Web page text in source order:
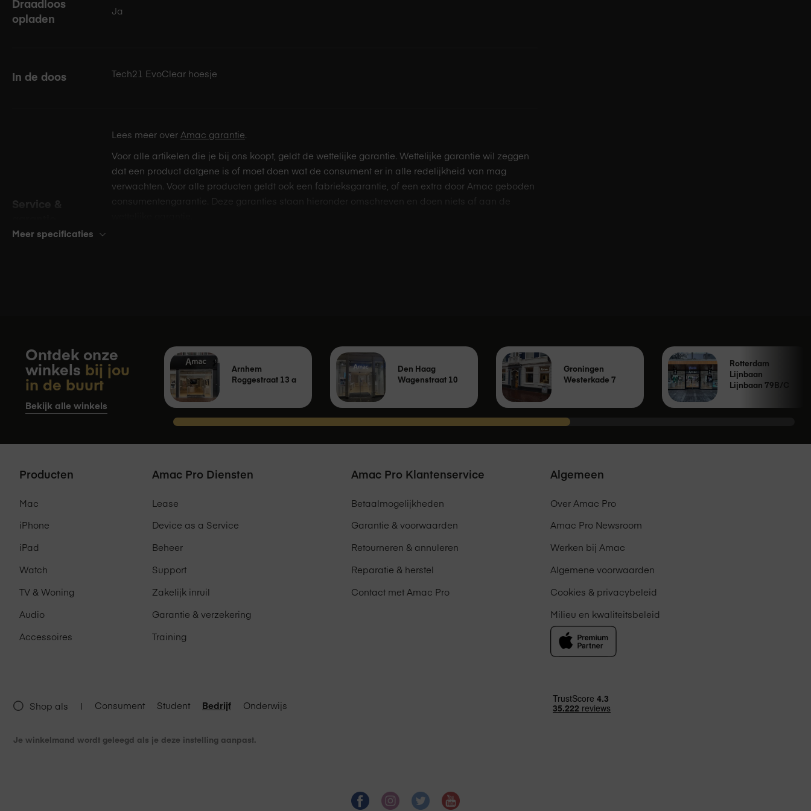
Draadloos
opladen
Ja
In de doos Tech21 EvoClear hoesje
Service &
Lees meer overAmac garantie.
Voor alle artikelen die je bij ons koopt, geldt de wettelijke garantie. Wettelijke garantie wil zeggen
dat een product datgene is of moet doen wat de consument er in alle redelijkheid van mag
verwachten. Voor alle producten geldt ook een fabrieksgarantie, of een extra door Amac geboden
consumentengarantie. Deze garanties staan hieronder omschreven en doen niets af aan de
Meer specificaties
Ontdek onze
winkels bij jou
in de buurt
Bekijk alle winkels
Arnhem
Roggestraat 13 a
Den Haag
Wagenstraat 10
Groningen
Westerkade 7
Rotterdam
Lijnbaan
Lijnbaan 79B/C
Producten
Mac
iPhone
iPad
Watch
TV & Woning
Audio
Accessoires
Amac Pro Diensten
Lease
Device as a Service
Beheer
Support
Zakelijk inruil
Garantie & verzekering
Training
Amac Pro Klantenservice
Betaalmogelijkheden
Garantie & voorwaarden
Retourneren & annuleren
Reparatie & herstel
Contact met Amac Pro
Algemeen
Over Amac Pro
Amac Pro Newsroom
Werken bij Amac
Algemene voorwaarden
Cookies & privacybeleid
Milieu en kwaliteitsbeleid
Shop als | Consument Student Bedrijf Onderwijs
Je winkelmand wordt geleegd als je deze instelling aanpast.